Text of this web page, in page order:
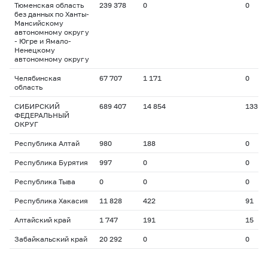
Тюменская область
без данных по Ханты-
Мансийскому
автономному округу
- Югре и Ямало-
Ненецкому
автономному округу
239 378 0 0
Челябинская
область
67 707 1 171 0
СИБИРСКИЙ
ФЕДЕРАЛЬНЫЙ
ОКРУГ
689 407 14 854 133
Республика Алтай 980 188 0
Республика Бурятия 997 0 0
Республика Тыва 0 0 0
Республика Хакасия 11 828 422 91
Алтайский край 1 747 191 15
Забайкальский край 20 292 0 0